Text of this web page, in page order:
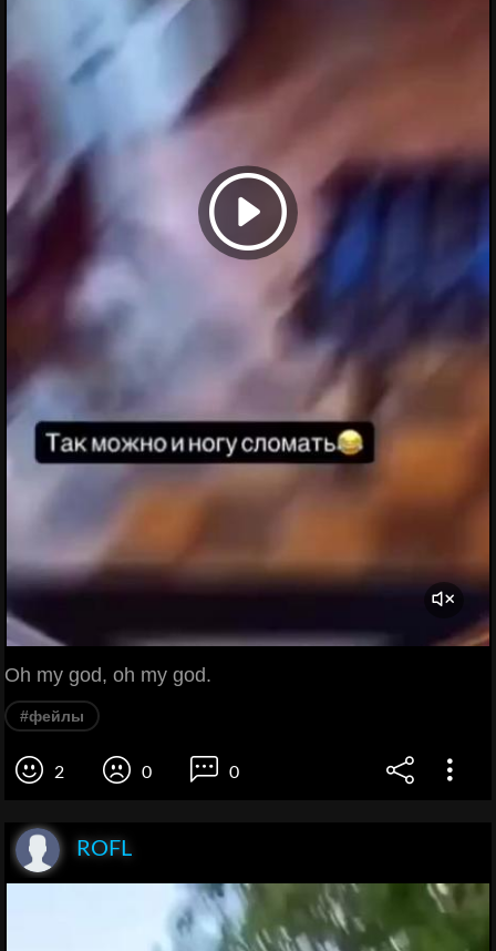
Oh my god, oh my god.
#фейлы
2 0 0
ROFL